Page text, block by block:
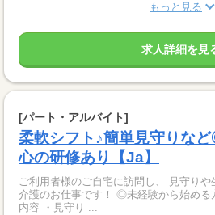
もっと見る
求人詳細を見
[パート・アルバイト]
柔軟シフト♪簡単見守りな
心の研修あり【Ja】
ご利用者様のご自宅に訪問し、 見守り
介護のお仕事です！ ◎未経験から始める方が8割です！ ▼具体的な
内容 ・見守り ...